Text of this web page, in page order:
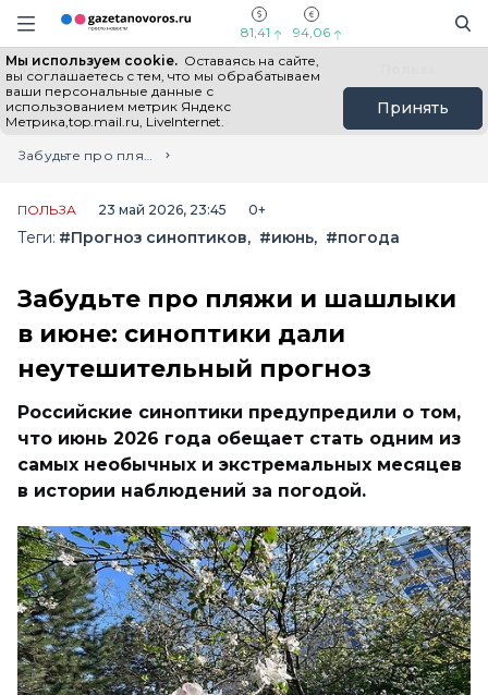
Информационный портал "ГазетаНоворос.ру"
Навигация сайта
81,41 94,06
Мы используем cookie. Оставаясь на сайте,
вы соглашаетесь с тем, что мы обрабатываем
ваши персональные данные с
использованием метрик Яндекс
Метрика,top.mail.ru, LiveInternet.
Принять
Все новости Новости России
Главная
Лента новостей
Забудьте про пляжи и шашлыки в июне: синоптики дали неутешительный прогноз
ПОЛЬЗА 23 май 2026, 23:45 0+
Теги: #Прогноз синоптиков #июнь #погода
Забудьте про пляжи и шашлыки
в июне: синоптики дали
неутешительный прогноз
Российские синоптики предупредили о том,
что июнь 2026 года обещает стать одним из
самых необычных и экстремальных месяцев
в истории наблюдений за погодой.